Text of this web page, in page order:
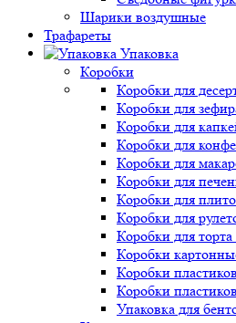
Шарики воздушные
Трафареты
Упаковка
Коробки
Коробки для
Коробки для
Коробки для
Коробки для
Коробки для
Коробки для
Коробки для
Коробки для
Коробки для
Коробки
Коробки
Коробки
Упаковка для